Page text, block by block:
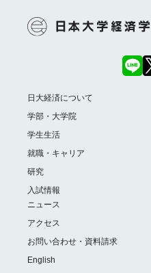
日大経済について
学部・大学院
学生生活
就職・キャリア
研究
入試情報
ニュース
アクセス
お問い合わせ・資料請求
English